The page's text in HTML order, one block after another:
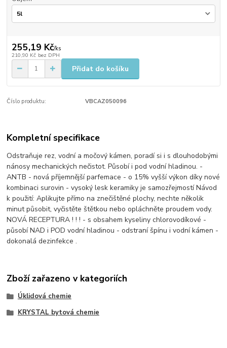
255,19 Kč/ks
210,90 Kč bez DPH
Přidat do košíku
Číslo produktu: VBCAZ050096
Kompletní specifikace
Odstraňuje rez, vodní a močový kámen, poradí si i s dlouhodobými
nánosy mechanických nečistot. Působí i pod vodní hladinou. -
ANTB - nová příjemnější parfemace - o 15% vyšší výkon díky nové
kombinaci surovin - vysoký lesk keramiky je samozřejmostí Návod
k použití: Aplikujte přímo na znečištěné plochy, nechte několik
minut působit, vyčistěte štětkou nebo opláchněte proudem vody.
NOVÁ RECEPTURA ! ! ! - s obsahem kyseliny chlorovodíkové -
působí NAD i POD vodní hladinou - odstraní špínu i vodní kámen -
dokonalá dezinfekce .
Zboží zařazeno v kategoriích
Úklidová chemie
KRYSTAL bytová chemie